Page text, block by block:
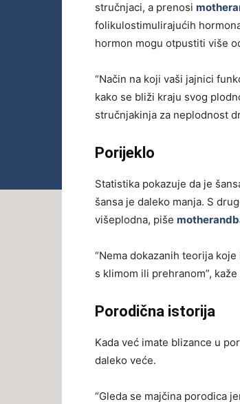
stručnjaci, a prenosi
folikulostimulirajućih
hormon mogu otpustiti više
“Način na koji vaši jajnici
kako se bliži kraju svog
stručnjakinja za neplodnost
Porijeklo
Statistika pokazuje da je
šansa je daleko manja. S
višeplodna, piše
“Nema dokazanih teorija
s klimom ili prehranom”,
Porodična istorija
Kada već imate blizance u
daleko veće.
“Gleda se majčina porodica